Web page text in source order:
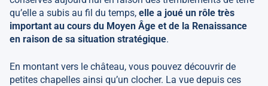
qu’elle a subis au fil du temps, elle a joué un rôle très
important au cours du Moyen Âge et de la Renaissance
en raison de sa situation stratégique.
En montant vers le château, vous pouvez découvrir de
petites chapelles ainsi qu’un clocher. La vue depuis ces